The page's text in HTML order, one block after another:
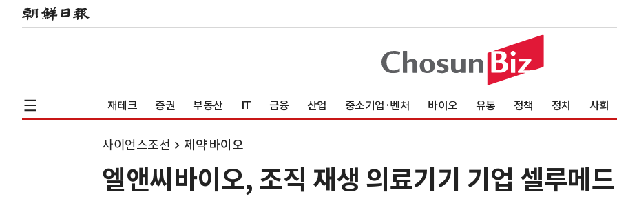
재테크 증권 부동산 IT 금융 산업 중소기업·벤처 바이오 유통 정책 정치 사회
사이언스조선 제약 바이오
엘앤씨바이오, 조직 재생 의료기기 기업 셀루메